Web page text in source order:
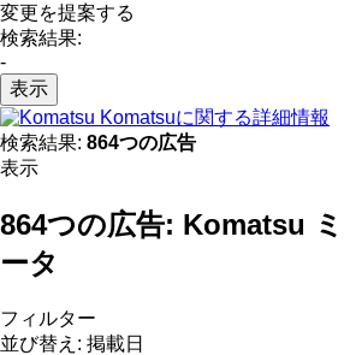
変更を提案する
検索結果:
-
表示
Komatsuに関する詳細情報
検索結果: 864つの広告
表示
864つの広告: Komatsu
ータ
フィルター
並び替え : 掲載日